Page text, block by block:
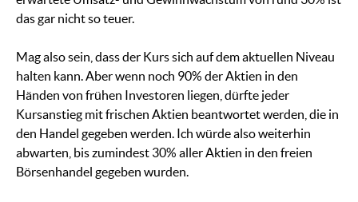
das gar nicht so teuer.
Mag also sein, dass der Kurs sich auf dem aktuellen Niveau
halten kann. Aber wenn noch 90% der Aktien in den
Händen von frühen Investoren liegen, dürfte jeder
Kursanstieg mit frischen Aktien beantwortet werden, die in
den Handel gegeben werden. Ich würde also weiterhin
abwarten, bis zumindest 30% aller Aktien in den freien
Börsenhandel gegeben wurden.